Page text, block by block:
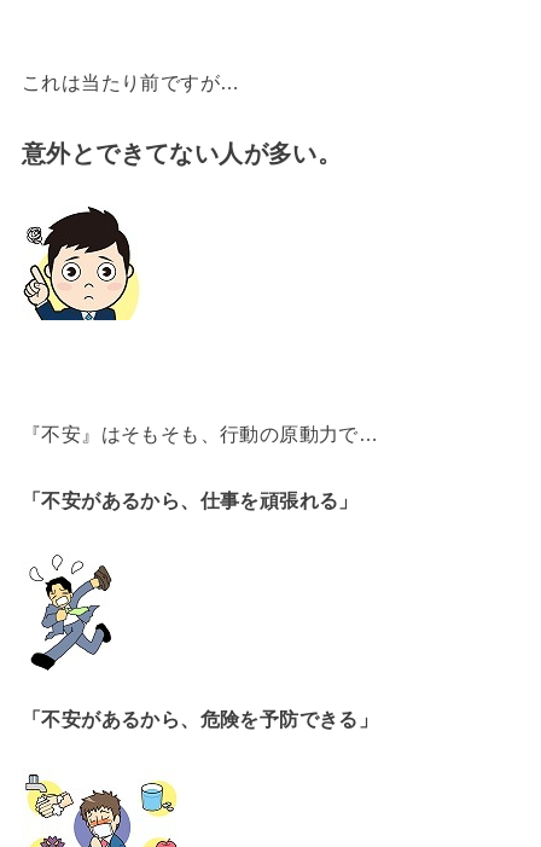
これは当たり前ですが…
意外とできてない人が多い。
『不安』はそもそも、行動の原動力で…
「不安があるから、仕事を頑張れる」
「不安があるから、危険を予防できる」